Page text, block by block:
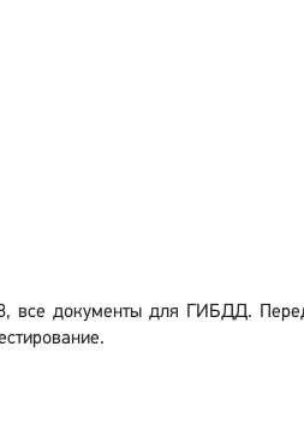
все документы для ГИБДД.